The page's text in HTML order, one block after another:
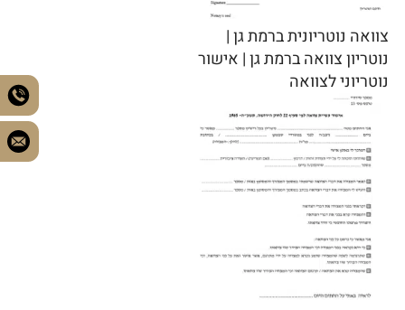
צוואה נוטריונית ברמת גן |
נוטריון צוואה ברמת גן | אישור
נוטריוני לצוואה